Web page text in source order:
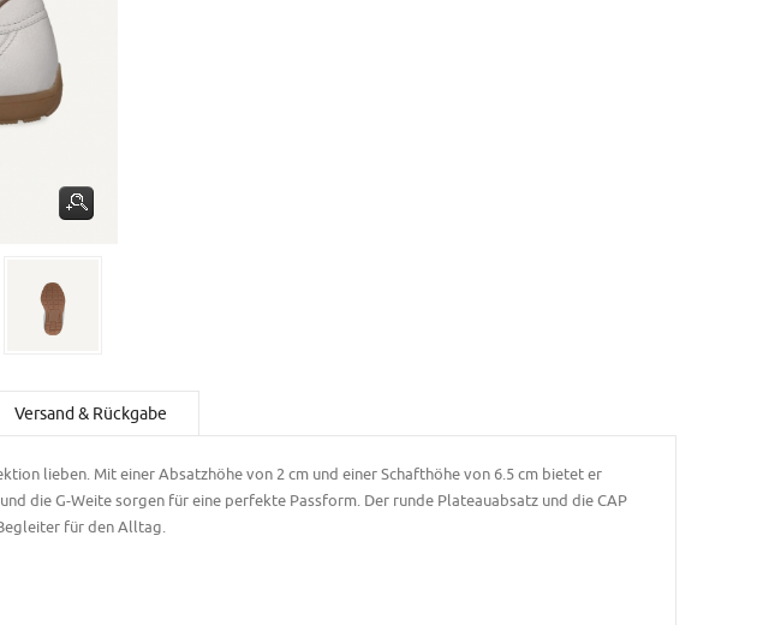
Versand & Rückgabe
lieben. Mit einer Absatzhöhe von 2 cm und einer Schafthöhe von 6.5 cm bietet er
die G-Weite sorgen für eine perfekte Passform. Der runde Plateauabsatz und die CAP
für den Alltag.